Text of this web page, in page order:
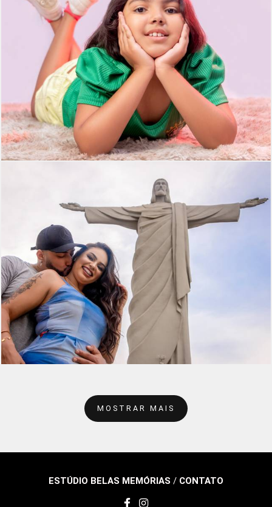
332 0
372
MOSTRAR MAIS
ESTÚDIO BELAS MEMÓRIAS / CONTATO